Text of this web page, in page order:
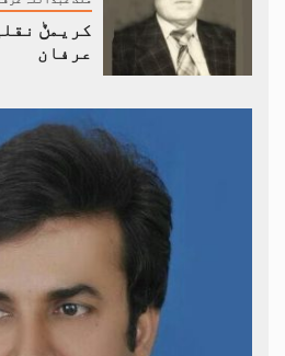
کریمݨ
عرفان